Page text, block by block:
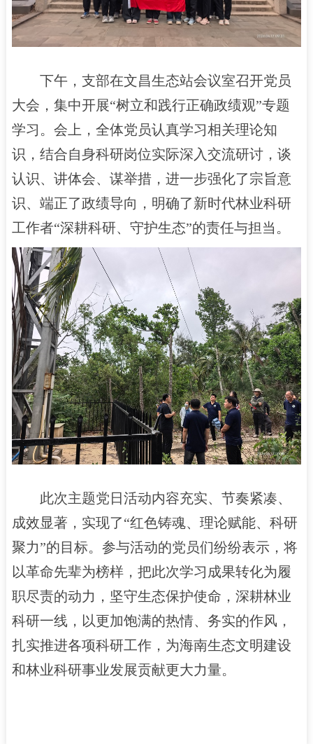
下午，支部在文昌生态站会议室召开党员
大会，集中开展“树立和践行正确政绩观”专题
学习。会上，全体党员认真学习相关理论知
识，结合自身科研岗位实际深入交流研讨，谈
认识、讲体会、谋举措，进一步强化了宗旨意
识、端正了政绩导向，明确了新时代林业科研
工作者“深耕科研、守护生态”的责任与担当。
此次主题党日活动内容充实、节奏紧凑、
成效显著，实现了“红色铸魂、理论赋能、科研
聚力”的目标。参与活动的党员们纷纷表示，将
以革命先辈为榜样，把此次学习成果转化为履
职尽责的动力，坚守生态保护使命，深耕林业
科研一线，以更加饱满的热情、务实的作风，
扎实推进各项科研工作，为海南生态文明建设
和林业科研事业发展贡献更大力量。